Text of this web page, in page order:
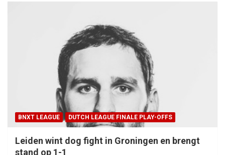
BNXT LEAGUE DUTCH LEAGUE FINALE PLAY-OFFS
Leiden wint dog fight in Groningen en brengt
stand op 1-1